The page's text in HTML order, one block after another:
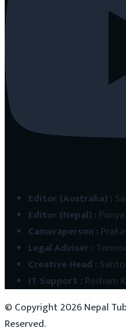
Editor (Australia) :
Editor (Nepal) :
Cameraperson :
Legal Adviser:
Creative Head :
IT Support : Resham
© Copyright2026Nepal
Reserved.